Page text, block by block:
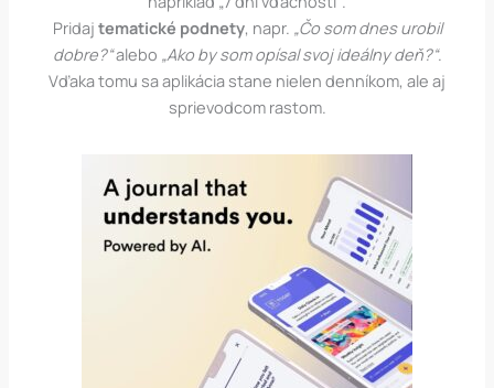
Pridaj tematické podnety, napr. „Čo som dnes urobil
dobre?“alebo „Ako by som opísal svoj ideálny deň?“.
Vďaka tomu sa aplikácia stane nielen denníkom, ale aj
sprievodcom rastom.